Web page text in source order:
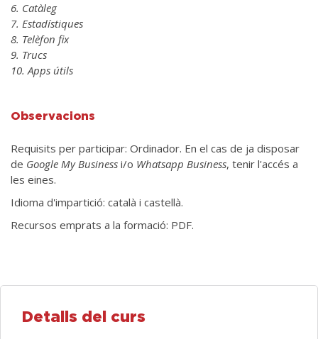
6. Catàleg
7. Estadístiques
8. Telèfon fix
9. Trucs
10. Apps útils
Observacions
Requisits per participar: Ordinador. En el cas de ja disposar
de Google My Business i/o Whatsapp Business, tenir l'accés a
les eines.
Idioma d'impartició: català i castellà.
Recursos emprats a la formació: PDF.
Detalls del curs